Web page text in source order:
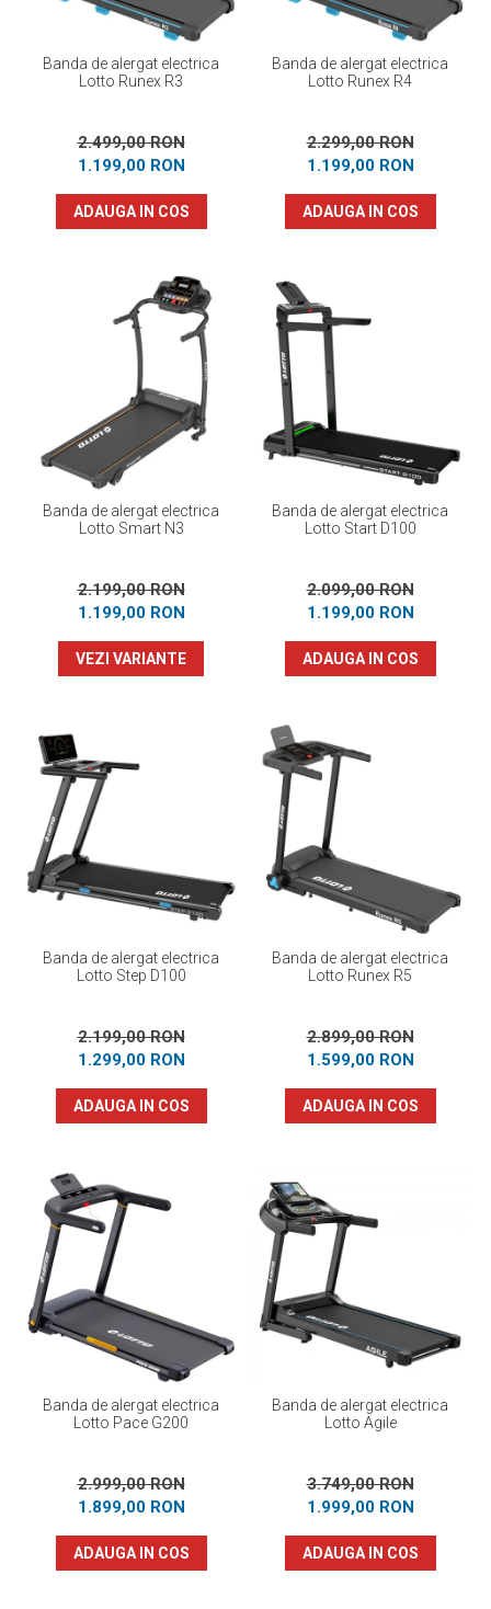
Banda de alergat electrica
Lotto Runex R3
2.499,00 RON
1.199,00 RON
ADAUGA IN COS
Banda de alergat electrica
Lotto Runex R4
2.299,00 RON
1.199,00 RON
ADAUGA IN COS
Banda de alergat electrica
Lotto Smart N3
2.199,00 RON
1.199,00 RON
VEZI VARIANTE
Banda de alergat electrica
Lotto Start D100
2.099,00 RON
1.199,00 RON
ADAUGA IN COS
Banda de alergat electrica
Lotto Step D100
2.199,00 RON
1.299,00 RON
ADAUGA IN COS
Banda de alergat electrica
Lotto Runex R5
2.899,00 RON
1.599,00 RON
ADAUGA IN COS
Banda de alergat electrica
Lotto Pace G200
2.999,00 RON
1.899,00 RON
ADAUGA IN COS
Banda de alergat electrica
Lotto Agile
3.749,00 RON
1.999,00 RON
ADAUGA IN COS